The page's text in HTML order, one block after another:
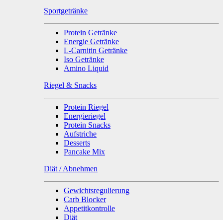
Sportgetränke
Protein Getränke
Energie Getränke
L-Carnitin Getränke
Iso Getränke
Amino Liquid
Riegel & Snacks
Protein Riegel
Energieriegel
Protein Snacks
Aufstriche
Desserts
Pancake Mix
Diät / Abnehmen
Gewichtsregulierung
Carb Blocker
Appetitkontrolle
Diät